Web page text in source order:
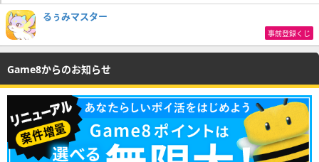
るぅみマスター
事前登録くじ
Game8からのお知らせ